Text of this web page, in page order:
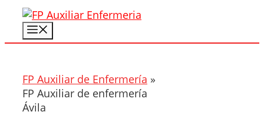
Saltar
contenido
FP Auxiliar de Enfermería »
FP Auxiliar de enfermería
Ávila